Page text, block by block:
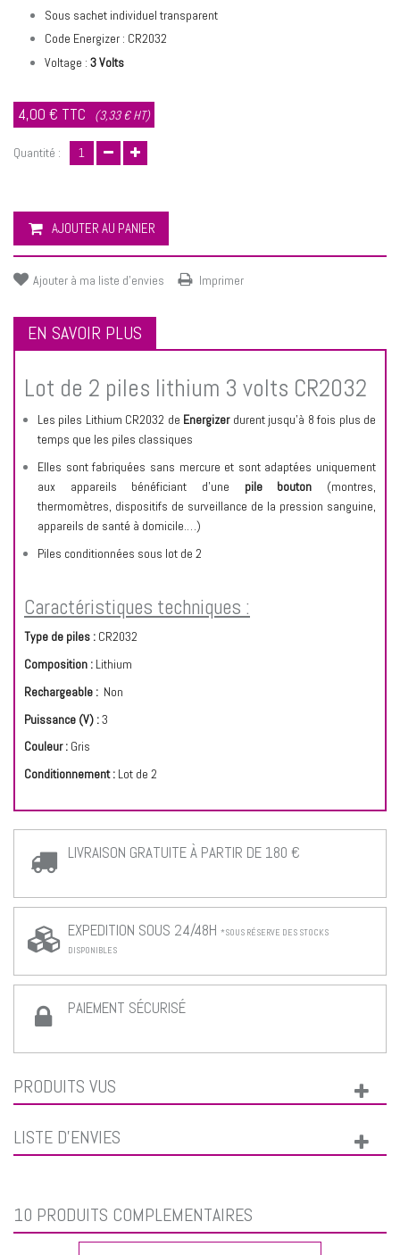
Sous sachet individuel transparent
Code Energizer : CR2032
Voltage : 3 Volts
4,00 € TTC (3,33 € HT)
Quantité :
AJOUTER AU PANIER
Ajouter à ma liste d'envies Imprimer
EN SAVOIR PLUS
Lot de 2 piles lithium 3 volts CR2032
Les piles Lithium CR2032 de Energizerdurent jusqu’à 8 fois plus de
temps que les piles classiques
Elles sont fabriquées sans mercure et sont adaptées uniquement
aux appareils bénéficiant d’une pile bouton (montres,
thermomètres, dispositifs de surveillance de la pression sanguine,
appareils de santé à domicile.…)
Piles conditionnées sous lot de 2
Caractéristiques techniques :
Type de piles : CR2032
Composition : Lithium
Rechargeable : Non
Puissance (V) :3
Couleur : Gris
Conditionnement : Lot de 2
LIVRAISON GRATUITE À PARTIR DE 180 €
EXPEDITION SOUS 24/48H *SOUS RÉSERVE DES STOCKS
DISPONIBLES
PAIEMENT SÉCURISÉ
PRODUITS VUS
LISTE D'ENVIES
10 PRODUITS COMPLÉMENTAIRES